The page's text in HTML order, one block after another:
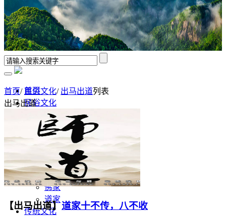
首页
民俗文化
出马出道
表文
修行领悟
香谱解析
风水学
佛道文化
佛家
道家
传统文化
首页/民俗文化/ 出马出道列表
出马出道
【出马出道】道家十不传，八不收